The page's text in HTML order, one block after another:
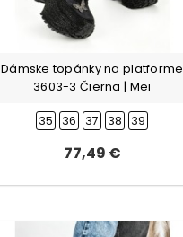
Dámske topánky na platforme
3603-3 Čierna | Mei
35 36 37 38 39
77,49 €